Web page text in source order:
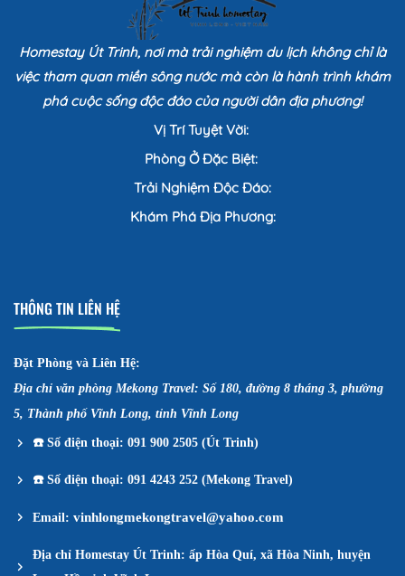
Homestay Út Trinh, nơi mà trải nghiệm du lịch không chỉ là
việc tham quan miền sông nước mà còn là hành trình khám
phá cuộc sống độc đáo của người dân địa phương!
Vị Trí Tuyệt Vời:
Phòng Ở Đặc Biệt:
Trải Nghiệm Độc Đáo:
Khám Phá Địa Phương:
THÔNG TIN LIÊN HỆ
Đặt Phòng và Liên Hệ:
Địa chỉ văn phòng Mekong Travel: Số 180, đường 8 tháng 3, phường
5, Thành phố Vĩnh Long, tỉnh Vĩnh Long
☎️Số điện thoại: 091 900 2505 (Út Trinh)
☎️Số điện thoại: 091 4243 252 (Mekong Travel)
Email: vinhlongmekongtravel@yahoo.com
Địa chỉ Homestay Út Trinh: ấp Hòa Quí, xã Hòa Ninh, huyện